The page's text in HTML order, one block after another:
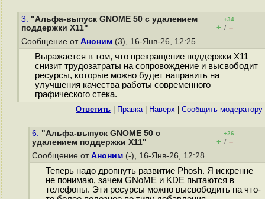
3. "Альфа-выпуск GNOME 50 с удалением
поддержки X11"
+34
+ / –
Сообщение от Аноним (3), 16-Янв-26, 12:25
Выражается в том, что прекращение поддержки X11
снизит трудозатраты на сопровождение и высвободит
ресурсы, которые можно будет направить на
улучшения качества работы современного
графического стека.
Ответить Правка| Наверх Cообщить модератору
6. "Альфа-выпуск GNOME 50 с
удалением поддержки X11"
+26
+ / –
Сообщение от Аноним (-), 16-Янв-26, 12:28
Теперь надо дропнуть развитие Phosh. Я искренне
не понимаю, зачем GNoME и KDE пытаются в
телефоны. Эти ресурсы можно высвободить на что-